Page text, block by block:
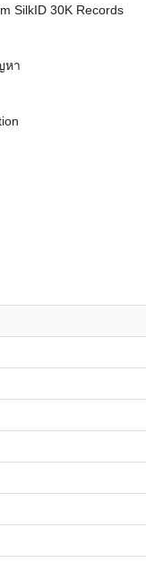
SilkID 30K Records
หา